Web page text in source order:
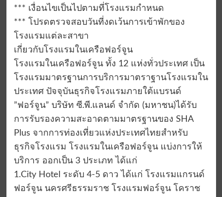
*** เงื่อนไขเป็นไปตามที่โรงแรมกำหนด
*** โปรดตรวจสอบวันที่งดเว้นการเข้าพักของ
โรงแรมแต่ละสาขา
เกี่ยวกับโรงแรมในเครือฟอร์จูน
โรงแรมในเครือฟอร์จูน ทั้ง 12 แห่งทั่วประเทศ เป็น
โรงแรมมาตรฐานการบริการมาตราฐานโรงแรมใน
ประเทศ ปัจจุบันธุรกิจโรงแรมภายใต้แบรนด์
”ฟอร์จูน” บริษัท ซี.พี.แลนด์ จำกัด (มหาชน)ได้รับ
การรับรองความสะอาดตามมาตรฐานของ SHA
Plus จากการท่องเที่ยวแห่งประเทศไทยสำหรับ
ธุรกิจโรงแรม โรงแรมในเครือฟอร์จูน แบ่งการให้
บริการ ออกเป็น 3 ประเภท ได้แก่
1.City Hotel ระดับ 4-5 ดาว ได้แก่ โรงแรมแกรนด์
ฟอร์จูน นครศรีธรรมราช โรงแรมฟอร์จูน โคราช